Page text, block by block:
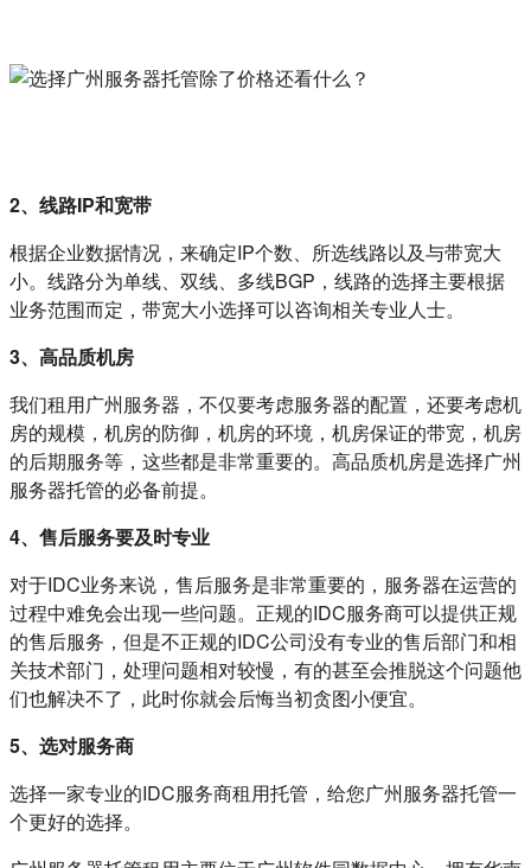
2、线路IP和宽带
根据企业数据情况，来确定IP个数、所选线路以及与带宽大
小。线路分为单线、双线、多线BGP，线路的选择主要根据
业务范围而定，带宽大小选择可以咨询相关专业人士。
3、高品质机房
我们租用广州服务器，不仅要考虑服务器的配置，还要考虑机
房的规模，机房的防御，机房的环境，机房保证的带宽，机房
的后期服务等，这些都是非常重要的。高品质机房是选择广州
服务器托管的必备前提。
4、售后服务要及时专业
对于IDC业务来说，售后服务是非常重要的，服务器在运营的
过程中难免会出现一些问题。正规的IDC服务商可以提供正规
的售后服务，但是不正规的IDC公司没有专业的售后部门和相
关技术部门，处理问题相对较慢，有的甚至会推脱这个问题他
们也解决不了，此时你就会后悔当初贪图小便宜。
5、选对服务商
选择一家专业的IDC服务商租用托管，给您广州服务器托管一
个更好的选择。